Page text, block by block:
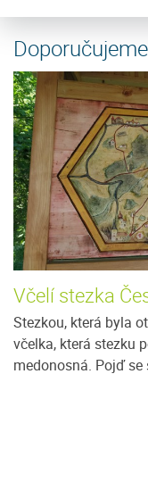
Doporučujeme
Včelí stezka
Stezkou, která byla
včelka, která stezku
medonosná. Pojď se